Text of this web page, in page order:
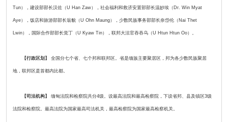
Tun），建设部部长汉佐（U Han Zaw），社会福利和救济安置部部长温妙埃（Dr. Win Myat
Aye），饭店和旅游部部长翁貌（U Ohn Maung），少数民族事务部部长奈岱伦（Nai Thet
Lwin），国际合作部部长觉丁（U Kyaw Tin），联邦大法官吞吞乌（U Htun Htun Oo）。
【行政区划】 全国分七个省、七个邦和联邦区。省是缅族主要聚居区，邦为各少数民族聚居
地，联邦区是首都内比都。
【司法机构】 缅甸法院和检察院共分4级。设最高法院和最高检察院，下设省邦、县及镇区3级
法院和检察院。最高法院为国家最高司法机关，最高检察院为国家最高检察机关。